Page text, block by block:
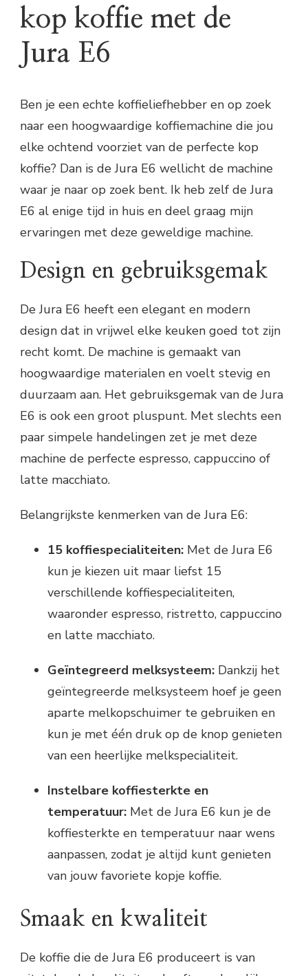
kop koffie met de
Jura E6
Ben je een echte koffieliefhebber en op zoek
naar een hoogwaardige koffiemachine die jou
elke ochtend voorziet van de perfecte kop
koffie? Dan is de Jura E6 wellicht de machine
waar je naar op zoek bent. Ik heb zelf de Jura
E6 al enige tijd in huis en deel graag mijn
ervaringen met deze geweldige machine.
Design en gebruiksgemak
De Jura E6 heeft een elegant en modern
design dat in vrijwel elke keuken goed tot zijn
recht komt. De machine is gemaakt van
hoogwaardige materialen en voelt stevig en
duurzaam aan. Het gebruiksgemak van de Jura
E6 is ook een groot pluspunt. Met slechts een
paar simpele handelingen zet je met deze
machine de perfecte espresso, cappuccino of
latte macchiato.
Belangrijkste kenmerken van de Jura E6:
15 koffiespecialiteiten: Met de Jura E6
kun je kiezen uit maar liefst 15
verschillende koffiespecialiteiten,
waaronder espresso, ristretto, cappuccino
en latte macchiato.
Geïntegreerd melksysteem: Dankzij het
geïntegreerde melksysteem hoef je geen
aparte melkopschuimer te gebruiken en
kun je met één druk op de knop genieten
van een heerlijke melkspecialiteit.
Instelbare koffiesterkte en
temperatuur: Met de Jura E6 kun je de
koffiesterkte en temperatuur naar wens
aanpassen, zodat je altijd kunt genieten
van jouw favoriete kopje koffie.
Smaak en kwaliteit
De koffie die de Jura E6 produceert is van